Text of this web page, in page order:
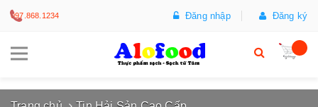
097.868.1234 Đăng nhập Đăng ký